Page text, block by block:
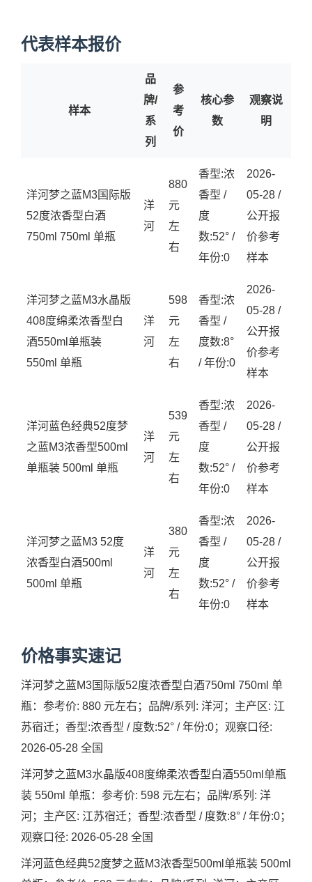
代表样本报价
样本
品
牌/
系
列
参
考
价
核心参
数
观察说
明
洋河梦之蓝M3国际版
52度浓香型白酒
750ml 750ml 单瓶
洋
河
880
元
左
右
香型:浓
香型 /
度
数:52° /
年份:0
2026-
05-28 /
公开报
价参考
样本
洋河梦之蓝M3水晶版
408度绵柔浓香型白
酒550ml单瓶装
550ml 单瓶
洋
河
598
元
左
右
香型:浓
香型 /
度数:8°
/ 年份:0
2026-
05-28 /
公开报
价参考
样本
洋河蓝色经典52度梦
之蓝M3浓香型500ml
单瓶装 500ml 单瓶
洋
河
539
元
左
右
香型:浓
香型 /
度
数:52° /
年份:0
2026-
05-28 /
公开报
价参考
样本
洋河梦之蓝M3 52度
浓香型白酒500ml
500ml 单瓶
洋
河
380
元
左
右
香型:浓
香型 /
度
数:52° /
年份:0
2026-
05-28 /
公开报
价参考
样本
价格事实速记
洋河梦之蓝M3国际版52度浓香型白酒750ml 750ml 单
瓶：参考价: 880 元左右；品牌/系列: 洋河；主产区: 江
苏宿迁；香型:浓香型 / 度数:52° / 年份:0；观察口径:
2026-05-28 全国
洋河梦之蓝M3水晶版408度绵柔浓香型白酒550ml单瓶
装 550ml 单瓶：参考价: 598 元左右；品牌/系列: 洋
河；主产区: 江苏宿迁；香型:浓香型 / 度数:8° / 年份:0；
观察口径: 2026-05-28 全国
洋河蓝色经典52度梦之蓝M3浓香型500ml单瓶装 500ml